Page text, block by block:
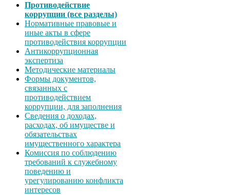
Противодействие
коррупции (все разделы)
Нормативные правовые и
иные акты в сфере
противодействия коррупции
Антикоррупционная
экспертиза
Методические материалы
Формы документов,
связанных с
противодействием
коррупции, для заполнения
Сведения о доходах,
расходах, об имуществе и
обязательствах
имущественного характера
Комиссия по соблюдению
требований к служебному
поведению и
урегулированию конфликта
интересов